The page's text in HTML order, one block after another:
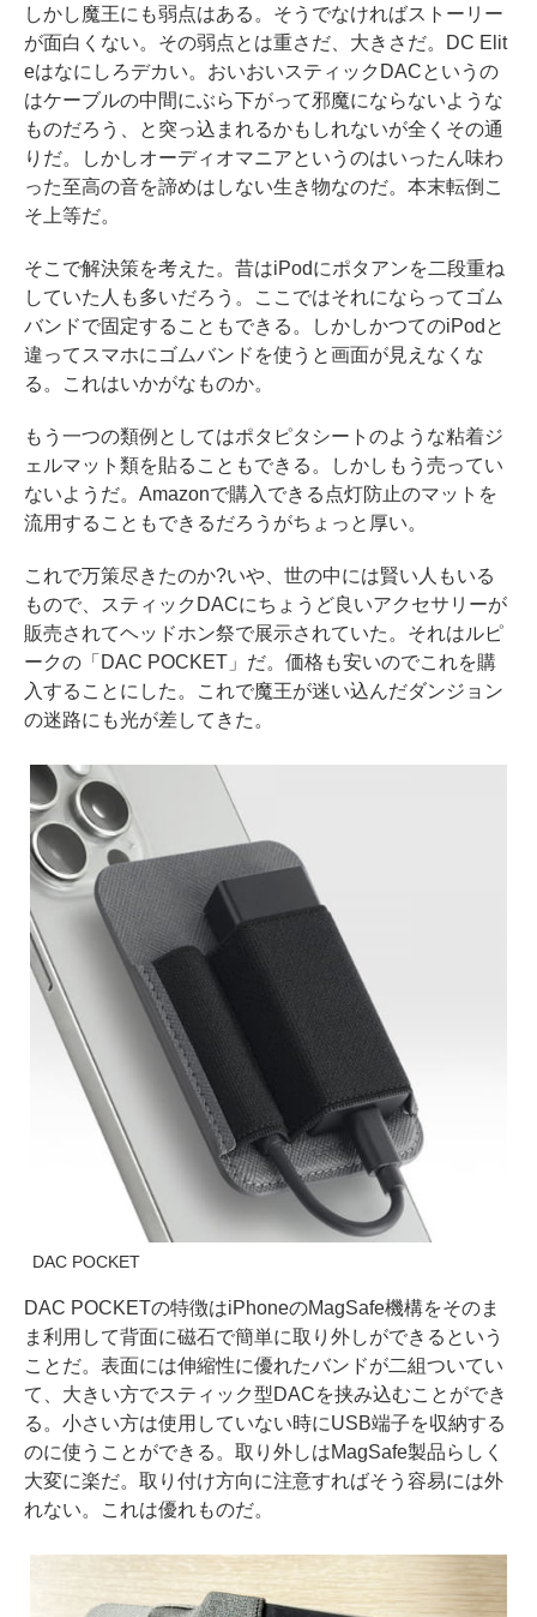
しかし魔王にも弱点はある。そうでなければストーリー
が面白くない。その弱点とは重さだ、大きさだ。DC Elit
eはなにしろデカい。おいおいスティックDACというの
はケーブルの中間にぶら下がって邪魔にならないような
ものだろう、と突っ込まれるかもしれないが全くその通
りだ。しかしオーディオマニアというのはいったん味わ
った至高の音を諦めはしない生き物なのだ。本末転倒こ
そ上等だ。
そこで解決策を考えた。昔はiPodにポタアンを二段重ね
していた人も多いだろう。ここではそれにならってゴム
バンドで固定することもできる。しかしかつてのiPodと
違ってスマホにゴムバンドを使うと画面が見えなくな
る。これはいかがなものか。
もう一つの類例としてはポタピタシートのような粘着ジ
ェルマット類を貼ることもできる。しかしもう売ってい
ないようだ。Amazonで購入できる点灯防止のマットを
流用することもできるだろうがちょっと厚い。
これで万策尽きたのか?いや、世の中には賢い人もいる
もので、スティックDACにちょうど良いアクセサリーが
販売されてヘッドホン祭で展示されていた。それはルピ
ークの「DAC POCKET」だ。価格も安いのでこれを購
入することにした。これで魔王が迷い込んだダンジョン
の迷路にも光が差してきた。
DAC POCKET
DAC POCKETの特徴はiPhoneのMagSafe機構をそのま
ま利用して背面に磁石で簡単に取り外しができるという
ことだ。表面には伸縮性に優れたバンドが二組ついてい
て、大きい方でスティック型DACを挟み込むことができ
る。小さい方は使用していない時にUSB端子を収納する
のに使うことができる。取り外しはMagSafe製品らしく
大変に楽だ。取り付け方向に注意すればそう容易には外
れない。これは優れものだ。